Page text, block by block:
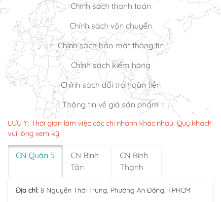
Chính sách thanh toán
Chính sách vận chuyển
Chính sách bảo mật thông tin
Chính sách kiểm hàng
Chính sách đổi trả hoàn tiền
Thông tin về giá sản phẩm
LƯU Ý: Thời gian làm việc các chi nhánh khác nhau. Quý khách
vui lòng xem kỹ
CN Quận 5
CN Bình
Tân
CN Bình
Thạnh
Địa chỉ: 8 Nguyễn Thời Trung, Phường An Đông, TPHCM